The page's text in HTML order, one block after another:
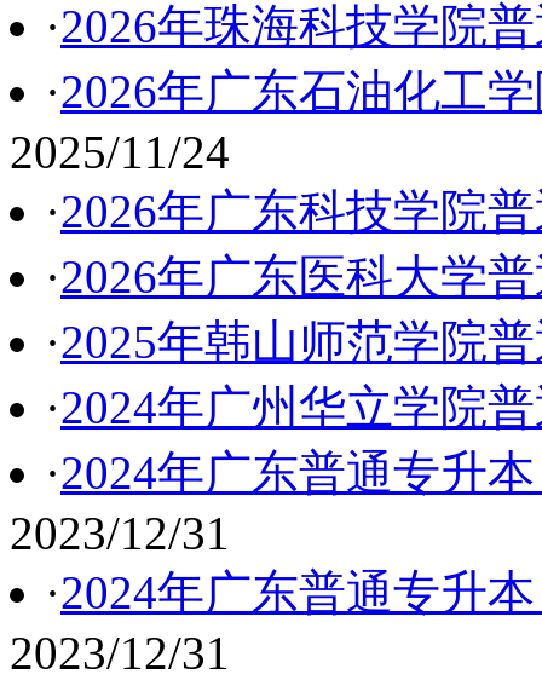
·2026年珠海科技学院
·2026年广东石油化工
2025/11/24
·2026年广东科技学院
·2026年广东医科大学
·2025年韩山师范学院
·2024年广州华立学院
·2024年广东普通专升
2023/12/31
·2024年广东普通专升
2023/12/31